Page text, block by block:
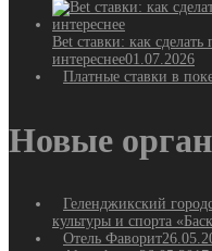
Bet ставки: как
интереснее01.07.2026
Платные ставки в
Новые
Геленджикский
культуры и спорта
Отель Фаворит